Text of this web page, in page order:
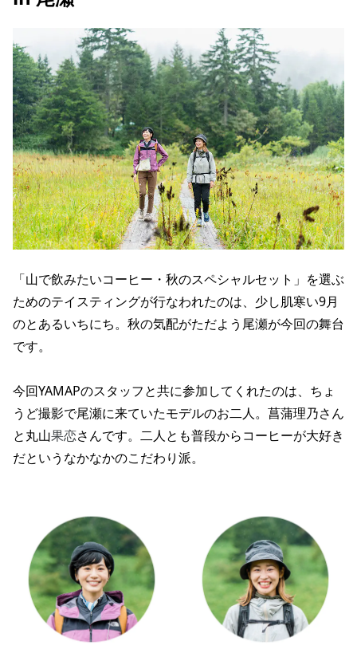
「山で飲みたいコーヒー・秋のスペシャルセット」を選ぶ
ためのテイスティングが行なわれたのは、少し肌寒い9月
のとあるいちにち。秋の気配がただよう尾瀬が今回の舞台
です。
今回YAMAPのスタッフと共に参加してくれたのは、ちょ
うど撮影で尾瀬に来ていたモデルのお二人。菖蒲理乃さん
と丸山果恋さんです。二人とも普段からコーヒーが大好き
だというなかなかのこだわり派。